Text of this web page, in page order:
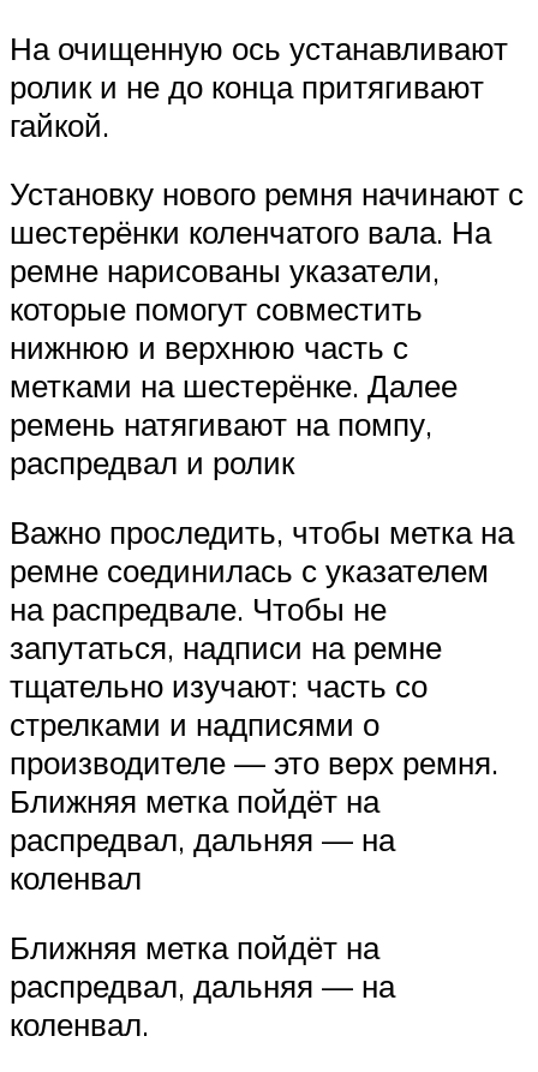
На очищенную ось устанавливают
ролик и не до конца притягивают
гайкой.
Установку нового ремня начинают с
шестерёнки коленчатого вала. На
ремне нарисованы указатели,
которые помогут совместить
нижнюю и верхнюю часть с
метками на шестерёнке. Далее
ремень натягивают на помпу,
распредвал и ролик
Важно проследить, чтобы метка на
ремне соединилась с указателем
на распредвале. Чтобы не
запутаться, надписи на ремне
тщательно изучают: часть со
стрелками и надписями о
производителе — это верх ремня.
Ближняя метка пойдёт на
распредвал, дальняя — на
коленвал
Ближняя метка пойдёт на
распредвал, дальняя — на
коленвал.